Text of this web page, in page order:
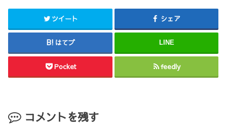
ツイート シェア
はてブ LINE
Pocket feedly
コメントを残す